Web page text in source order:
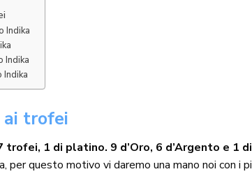
Indika
Indika
Indika
ai trofei
1 di platino. 9 d’Oro, 6 d’Argento e 1
per questo motivo vi daremo una mano noi con